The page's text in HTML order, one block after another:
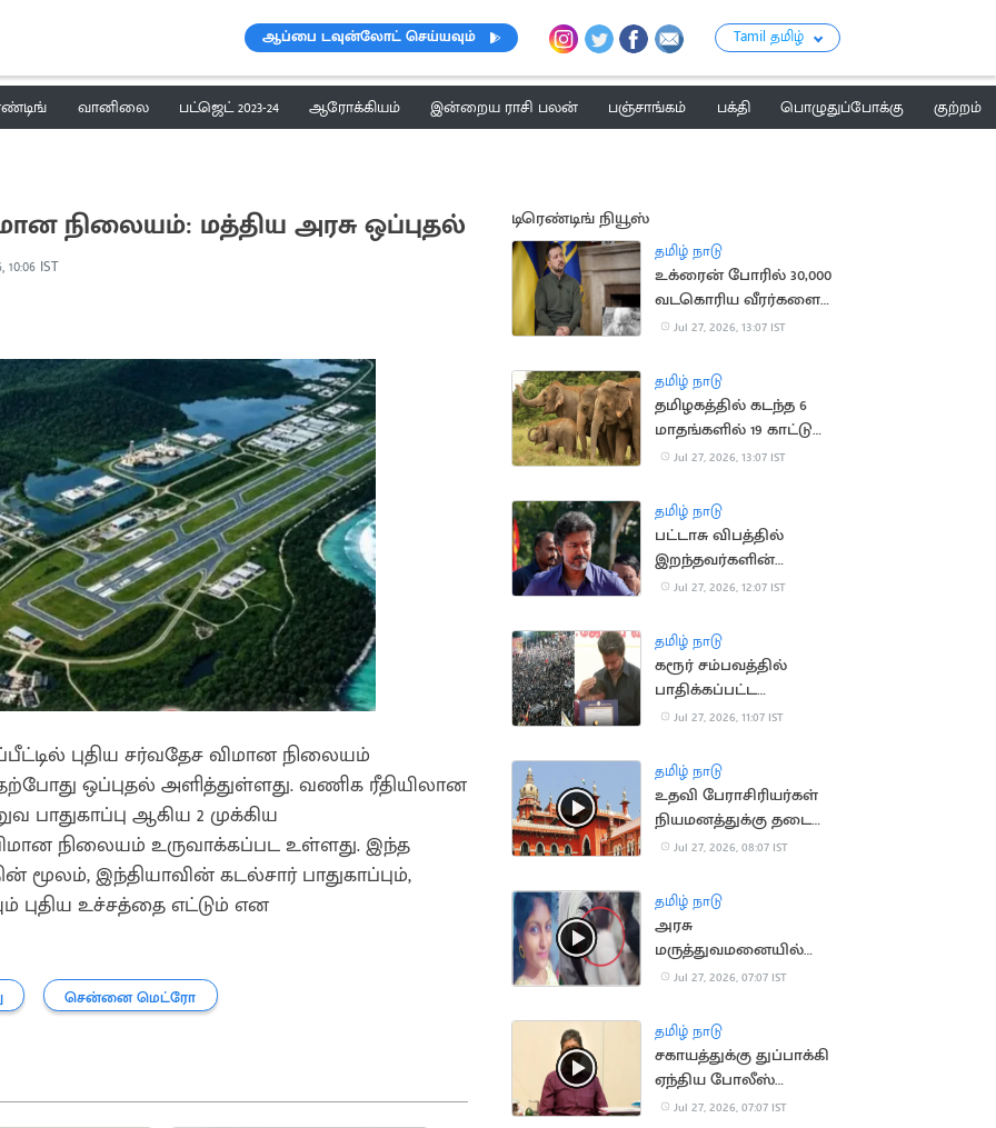
ஆப்பை டவுன்லோட் செய்யவும் Tamil தமிழ்
வானிலை பட்ஜெட் 2023-24 ஆரோக்கியம் இன்றைய ராசி பலன் பஞ்சாங்கம் பக்தி பொழுதுப்போக்கு
குற்றம்
நிலையம்: மத்திய அரசு ஒப்புதல்
10:06 IST
புதிய சர்வதேச விமான நிலையம்
ஒப்புதல் அளித்துள்ளது. வணிக ரீதியிலான
பாதுகாப்பு ஆகிய 2 முக்கிய
நிலையம் உருவாக்கப்பட உள்ளது. இந்த
மூலம், இந்தியாவின் கடல்சார் பாதுகாப்பும்,
புதிய உச்சத்தை எட்டும் என
சென்னை மெட்ரோ
டிரெண்டிங் நியூஸ்
தமிழ் நாடு
உக்ரைன் போரில் 30,000
வடகொரிய வீரர்களை
களமிறக்க ரஷ்யா திட்டம்
Jul 27, 2026, 13:07 IST
தமிழ் நாடு
தமிழகத்தில் கடந்த 6
மாதங்களில் 19 காட்டு
யானைகள் உயிரிழந்த
Jul 27, 2026, 13:07 IST
தமிழ் நாடு
பட்டாசு விபத்தில்
இறந்தவர்களின்
குடும்பங்களுக்கு ரூ.4
அறிவிப்பு
Jul 27, 2026, 12:07 IST
தமிழ் நாடு
கரூர் சம்பவத்தில்
பாதிக்கப்பட்ட
குடும்பங்களுக்கான
ரத்து
Jul 27, 2026, 11:07 IST
தமிழ் நாடு
உதவி பேராசிரியர்கள்
நியமனத்துக்கு தடை
கோரிய மனு வாபஸ்
Jul 27, 2026, 08:07 IST
தமிழ் நாடு
அரசு
மருத்துவமனையில்
சடலங்களை மாற்றி
உறவினர்கள் அதிர்ச்சி
Jul 27, 2026, 07:07 IST
தமிழ் நாடு
சகாயத்துக்கு துப்பாக்கி
ஏந்திய போலீஸ்
பாதுகாப்பு
Jul 27, 2026, 07:07 IST